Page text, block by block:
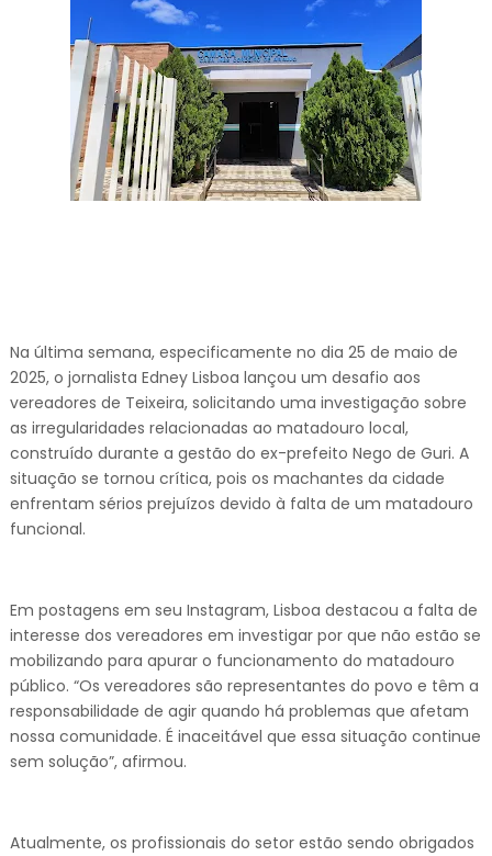
Na última semana, especificamente no dia 25 de maio de
2025, o jornalista Edney Lisboa lançou um desafio aos
vereadores de Teixeira, solicitando uma investigação sobre
as irregularidades relacionadas ao matadouro local,
construído durante a gestão do ex-prefeito Nego de Guri. A
situação se tornou crítica, pois os machantes da cidade
enfrentam sérios prejuízos devido à falta de um matadouro
funcional.
Em postagens em seu Instagram, Lisboa destacou a falta de
interesse dos vereadores em investigar por que não estão se
mobilizando para apurar o funcionamento do matadouro
público. “Os vereadores são representantes do povo e têm a
responsabilidade de agir quando há problemas que afetam
nossa comunidade. É inaceitável que essa situação continue
sem solução”, afirmou.
Atualmente, os profissionais do setor estão sendo obrigados